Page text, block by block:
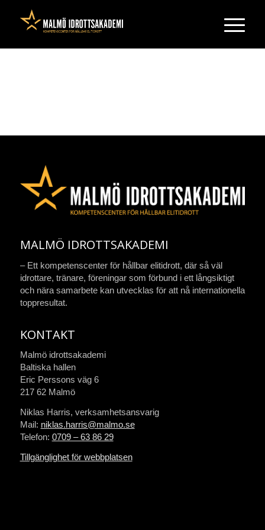
MALMÖ IDROTTSAKADEMI
– Ett kompetenscenter för hållbar elitidrott, där så väl
idrottare, tränare, föreningar som förbund i ett långsiktigt
och nära samarbete kan utvecklas för att nå internationella
toppresultat.
KONTAKT
Malmö idrottsakademi
Baltiska hallen
Eric Perssons väg 6
217 62 Malmö
Niklas Harris, verksamhetsansvarig
Mail: niklas.harris@malmo.se
Telefon: 0709 – 63 86 29
Tillgänglighet för webbplatsen